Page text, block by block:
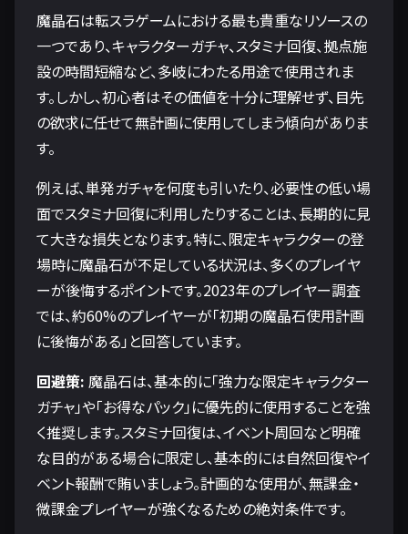
魔晶石は転スラゲームにおける最も貴重なリソースの
一つであり、キャラクターガチャ、スタミナ回復、拠点施
設の時間短縮など、多岐にわたる用途で使用されま
す。しかし、初心者はその価値を十分に理解せず、目先
の欲求に任せて無計画に使用してしまう傾向がありま
す。
例えば、単発ガチャを何度も引いたり、必要性の低い場
面でスタミナ回復に利用したりすることは、長期的に見
て大きな損失となります。特に、限定キャラクターの登
場時に魔晶石が不足している状況は、多くのプレイヤ
ーが後悔するポイントです。2023年のプレイヤー調査
では、約60%のプレイヤーが「初期の魔晶石使用計画
に後悔がある」と回答しています。
回避策: 魔晶石は、基本的に「強力な限定キャラクター
ガチャ」や「お得なパック」に優先的に使用することを強
く推奨します。スタミナ回復は、イベント周回など明確
な目的がある場合に限定し、基本的には自然回復やイ
ベント報酬で賄いましょう。計画的な使用が、無課金・
微課金プレイヤーが強くなるための絶対条件です。